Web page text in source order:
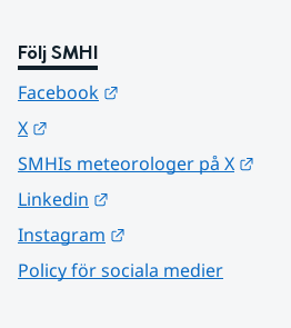
Följ SMHI
Facebook
X
SMHIs meteorologer på X
Linkedin
Instagram
Policy för sociala medier